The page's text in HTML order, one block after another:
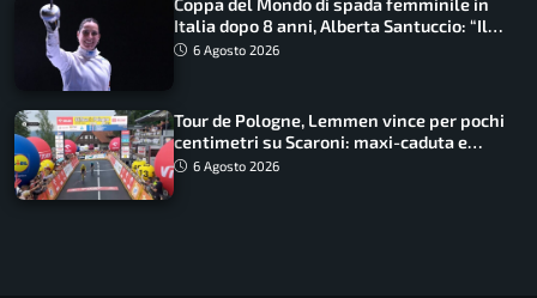
Italia dopo 8 anni, Alberta Santuccio: “Il
lavoro dà sempre i suoi frutti”
6 Agosto 2026
Tour de Pologne, Lemmen vince per pochi
centimetri su Scaroni: maxi-caduta e
tappa accorciata
6 Agosto 2026